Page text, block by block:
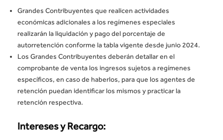
Grandes Contribuyentes que realicen actividades
económicas adicionales a los regímenes especiales
realizarán la liquidación y pago del porcentaje de
autorretención conforme la tabla vigente desde junio 2024.
Los Grandes Contribuyentes deberán detallar en el
comprobante de venta los ingresos sujetos a regímenes
específicos, en caso de haberlos, para que los agentes de
retención puedan identificar los mismos y practicar la
retención respectiva.
Intereses y Recargo: